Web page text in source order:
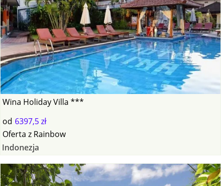
Wina Holiday Villa ***
od 6397,5 zł
Oferta z Rainbow
Indonezja